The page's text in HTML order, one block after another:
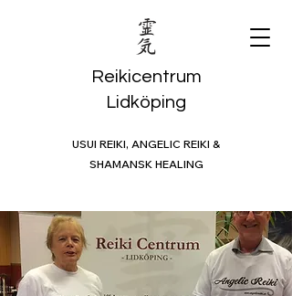
USUI REIKI, ANGELIC REIKI &
SHAMANSK HEALING
Reikicentrum
Lidköping